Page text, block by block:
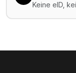
Keine eID,